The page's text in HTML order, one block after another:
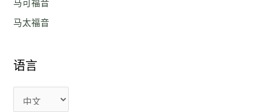
马可福音
马太福音
语言